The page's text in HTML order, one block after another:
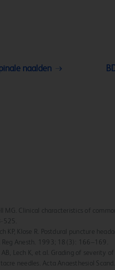
naalden
MG. Clinical characteristics of
525.
KP, Klose R. Postdural puncture
Reg Anesth. 1993; 18(3): 166–169.
AB, Lech K, et al. Grading of severity
needles. Acta Anaesthesiol